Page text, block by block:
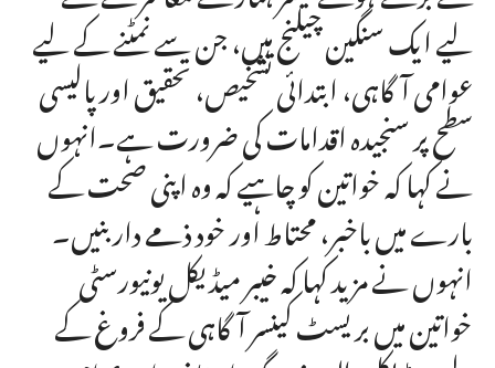
لیے ایک سنگین چیلنج ہیں، جن سے نمٹنے کے لیے
عوامی آگاہی، ابتدائی تشخیص، تحقیق اور پالیسی
سطح پر سنجیدہ اقدامات کی ضرورت ہے۔انہوں
نے کہا کہ خواتین کو چاہیے کہ وہ اپنی صحت کے
بارے میں باخبر، محتاط اور خود ذمے دار بنیں۔
انہوں نے مزید کہا کہ خیبر میڈیکل یونیورسٹی
خواتین میں بریسٹ کینسر آگاہی کے فروغ کے